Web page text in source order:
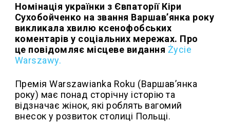
Номінація українки з Євпаторії Кіри
Сухобойченко на звання Варшав’янка року
викликала хвилю ксенофобських
коментарів у соціальних мережах. Про
це повідомляє місцеве видання Życie
Warszawy.
Премія Warszawianka Roku (Варшав’янка
року) має понад сторічну історію та
відзначає жінок, які роблять вагомий
внесок у розвиток столиці Польщі.